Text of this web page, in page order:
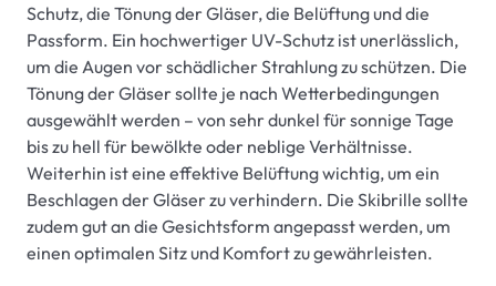
Schutz, die Tönung der Gläser, die Belüftung und die
Passform. Ein hochwertiger UV-Schutz ist unerlässlich,
um die Augen vor schädlicher Strahlung zu schützen. Die
Tönung der Gläser sollte je nach Wetterbedingungen
ausgewählt werden – von sehr dunkel für sonnige Tage
bis zu hell für bewölkte oder neblige Verhältnisse.
Weiterhin ist eine effektive Belüftung wichtig, um ein
Beschlagen der Gläser zu verhindern. Die Skibrille sollte
zudem gut an die Gesichtsform angepasst werden, um
einen optimalen Sitz und Komfort zu gewährleisten.